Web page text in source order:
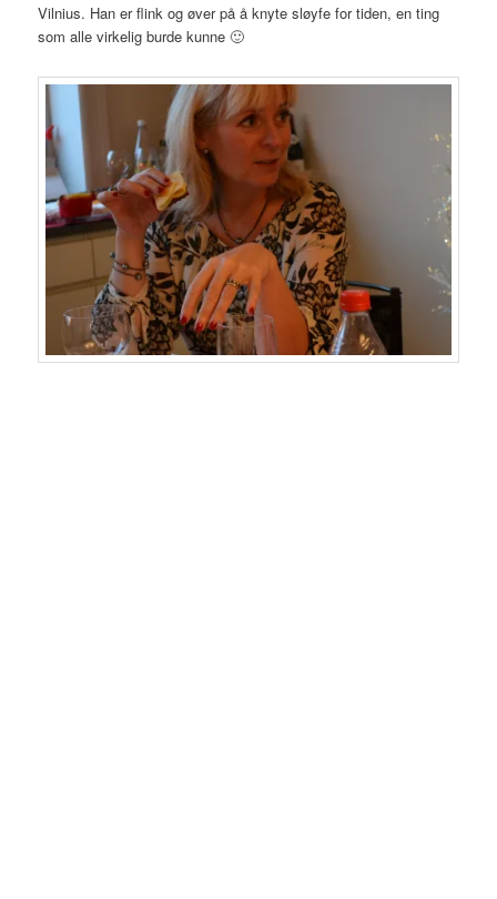
Vilnius. Han er flink og øver på å knyte sløyfe for tiden, en ting
som alle virkelig burde kunne 🙂